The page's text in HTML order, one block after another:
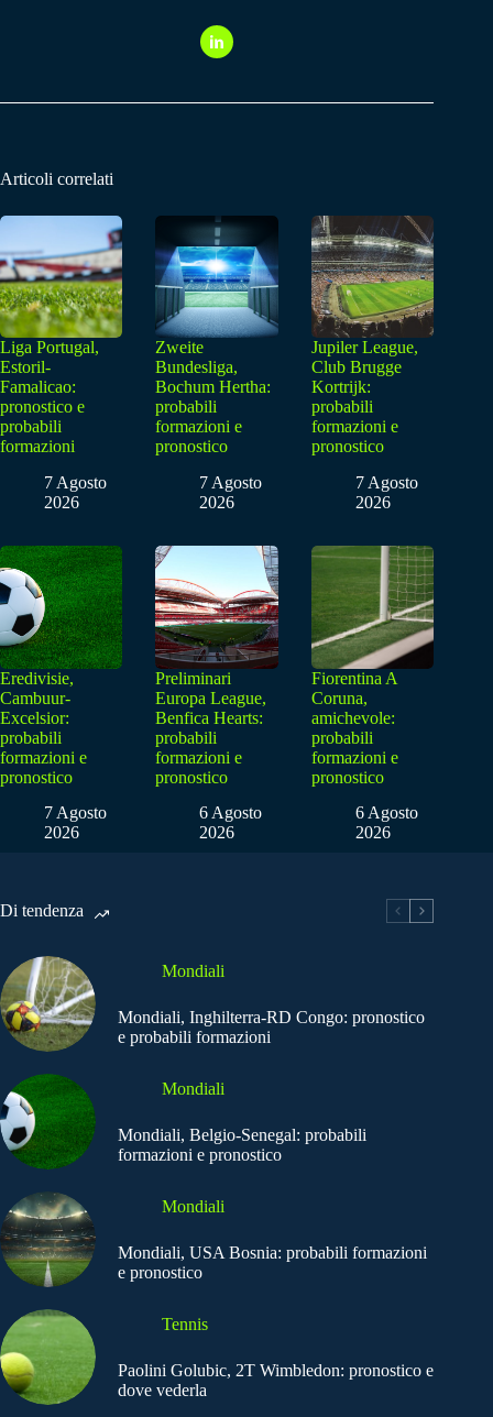
Articoli correlati
Liga Portugal,
Estoril-
Famalicao:
pronostico e
probabili
formazioni
7 Agosto
2026
Zweite
Bundesliga,
Bochum Hertha:
probabili
formazioni e
pronostico
7 Agosto
2026
Jupiler League,
Club Brugge
Kortrijk:
probabili
formazioni e
pronostico
7 Agosto
2026
Eredivisie,
Cambuur-
Excelsior:
probabili
formazioni e
pronostico
7 Agosto
2026
Preliminari
Europa League,
Benfica Hearts:
probabili
formazioni e
pronostico
6 Agosto
2026
Fiorentina A
Coruna,
amichevole:
probabili
formazioni e
pronostico
6 Agosto
2026
Di tendenza
Mondiali
Mondiali, Inghilterra-RD Congo: pronostico
e probabili formazioni
Mondiali
Mondiali, Belgio-Senegal: probabili
formazioni e pronostico
Mondiali
Mondiali, USA Bosnia: probabili formazioni
e pronostico
Tennis
Paolini Golubic, 2T Wimbledon: pronostico e
dove vederla